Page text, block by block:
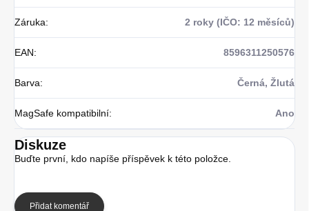
Záruka: 2 roky (IČO: 12 měsíců)
EAN: 8596311250576
Barva: Černá, Žlutá
MagSafe kompatibilní: Ano
Diskuze
Buďte první, kdo napíše příspěvek k této položce.
Přidat komentář